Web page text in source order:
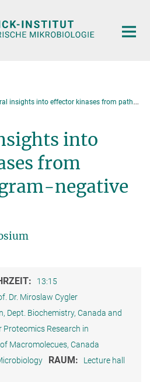
into effector kinases from pathogenic gram-negative bacteria
into
from
negative
13:15
Dr. Miroslaw Cygler
Dept. Biochemistry, Canada and
Proteomics Research in
Macromolecues, Canada
RAUM: Lecture hall